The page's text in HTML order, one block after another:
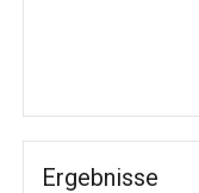
Ergebnisse